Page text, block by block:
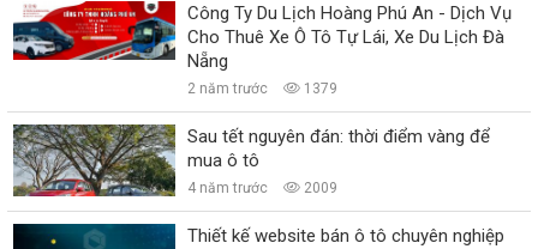
Công Ty Du Lịch Hoàng Phú An - Dịch Vụ
Cho Thuê Xe Ô Tô Tự Lái, Xe Du Lịch Đà
Nẵng
2 năm trước 1379
Sau tết nguyên đán: thời điểm vàng để
mua ô tô
4 năm trước 2009
Thiết kế website bán ô tô chuyên nghiệp